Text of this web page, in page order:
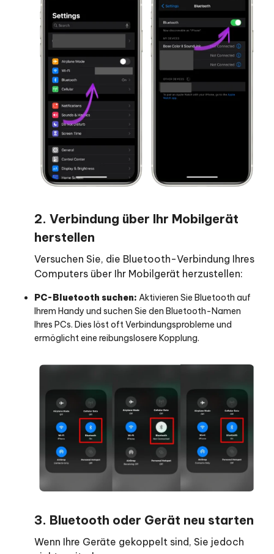
nicht
geladen?
2. Verbindung über Ihr Mobilgerät
herstellen
Versuchen Sie, die Bluetooth-Verbindung Ihres
Computers über Ihr Mobilgerät herzustellen:
PC-Bluetooth suchen: Aktivieren Sie Bluetooth auf
Ihrem Handy und suchen Sie den Bluetooth-Namen
Ihres PCs. Dies löst oft Verbindungsprobleme und
ermöglicht eine reibungslosere Kopplung.
3. Bluetooth oder Gerät neu starten
Wenn Ihre Geräte gekoppelt sind, Sie jedoch